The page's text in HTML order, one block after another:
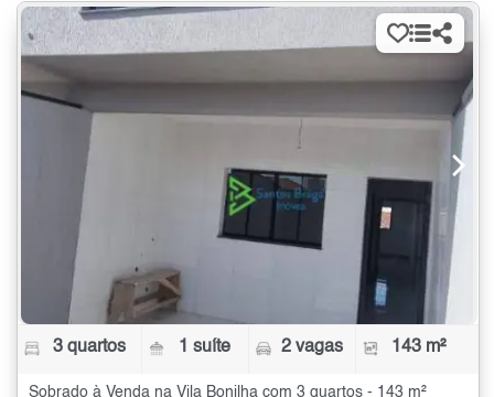
3 quartos 1 suíte 2 vagas 143 m²
Sobrado à Venda na Vila Bonilha com 3 quartos - 143 m²